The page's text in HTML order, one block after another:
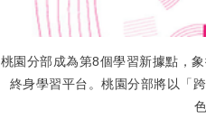
桃園分部成為第8個學習新據點，
終身學習平台。桃園分部將以「